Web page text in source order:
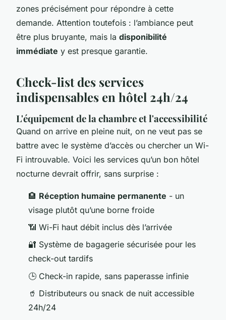
zones précisément pour répondre à cette
demande. Attention toutefois : l’ambiance peut
être plus bruyante, mais la disponibilité
immédiate y est presque garantie.
Check-list des services
indispensables en hôtel 24h/24
L'équipement de la chambre et l'accessibilité
Quand on arrive en pleine nuit, on ne veut pas se
battre avec le système d’accès ou chercher un Wi-
Fi introuvable. Voici les services qu’un bon hôtel
nocturne devrait offrir, sans surprise :
🏨 Réception humaine permanente - un
visage plutôt qu’une borne froide
📶 Wi-Fi haut débit inclus dès l’arrivée
🔐 Système de bagagerie sécurisée pour les
check-out tardifs
🕒 Check-in rapide, sans paperasse infinie
🥤 Distributeurs ou snack de nuit accessible
24h/24